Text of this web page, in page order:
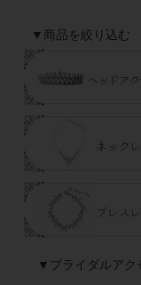
▼商品を絞り込む
▼ブライダルアク